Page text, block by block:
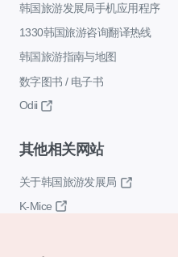
韩国旅游发展局手机应用程序
1330韩国旅游咨询翻译热线
韩国旅游指南与地图
数字图书 / 电子书
Odii
其他相关网站
关于韩国旅游发展局
K-Mice